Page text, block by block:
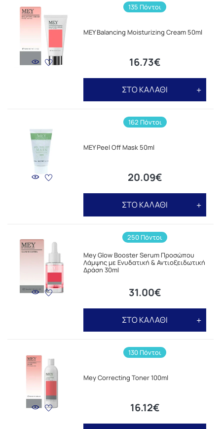
135 Πόντοι
MEY Balancing Moisturizing Cream 50ml
16.73€
ΣΤΟ ΚΑΛΑΘΙ
162 Πόντοι
MEY Peel Off Mask 50ml
20.09€
ΣΤΟ ΚΑΛΑΘΙ
250 Πόντοι
Mey Glow Booster Serum Προσώπου
Λάμψης με Ενυδατική & Αντιοξειδωτική
Δράση 30ml
31.00€
ΣΤΟ ΚΑΛΑΘΙ
130 Πόντοι
Mey Correcting Toner 100ml
16.12€